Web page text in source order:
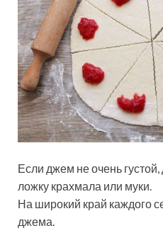
Если джем не очень
ложку крахмала или муки.
На широкий край каждого
джема.